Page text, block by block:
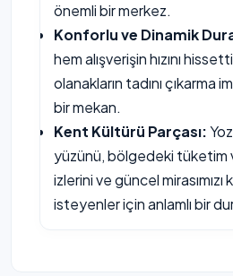
önemli bir merkez.
Konforlu ve Dinamik
hem alışverişin hızını
olanakların tadını çıkarma
bir mekan.
Kent Kültürü Parçası:
yüzünü, bölgedeki tüketim
izlerini ve güncel
isteyenler için anlamlı bir